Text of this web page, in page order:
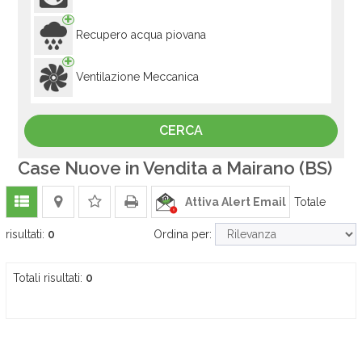
Recupero acqua piovana
Ventilazione Meccanica
Case Nuove in Vendita a Mairano (BS)
Attiva Alert Email Totale
risultati: 0 Ordina per:
Totali risultati: 0